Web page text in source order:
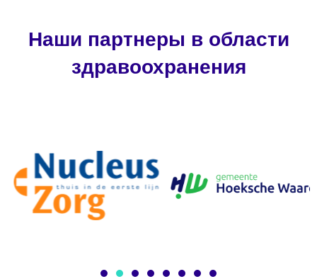
Наши партнеры в области
здравоохранения